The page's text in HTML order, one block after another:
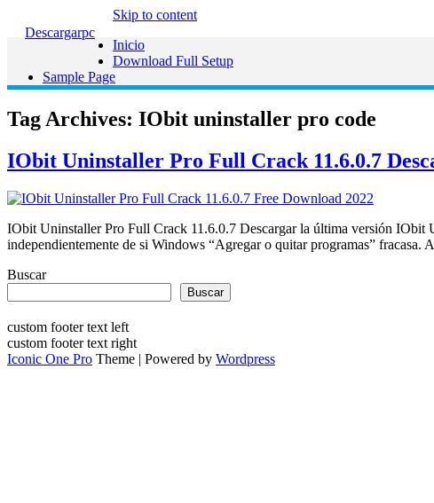
Descargarpc
Skip to content
Inicio
Download Full Setup
Sample Page
Tag Archives: IObit uninstaller pro code
IObit Uninstaller Pro Full Crack 11.6.0.7
IObit Uninstaller Pro Full Crack 11.6.0.7 Descargar la última versión IObit
independientemente de si Windows “Agregar o quitar programas”
Buscar
Buscar
custom footer text left
custom footer text right
Iconic One Pro Theme | Powered by Wordpress